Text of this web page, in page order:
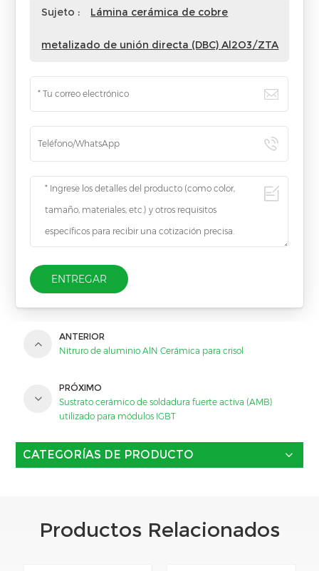
Sujeto : Lámina cerámica de cobre
metalizado de unión directa (DBC) Al2O3/ZTA
ENTREGAR
ANTERIOR
Nitruro de aluminio AlN Cerámica para crisol
PRÓXIMO
Sustrato cerámico de soldadura fuerte activa (AMB)
utilizado para módulos IGBT
CATEGORÍAS DE PRODUCTO
Productos Relacionados